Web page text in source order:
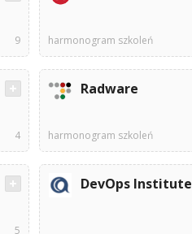
9 harmonogram szkoleń
4
Radware
harmonogram szkoleń
5
DevOps Institute